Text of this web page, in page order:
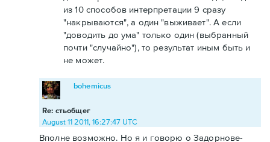
из 10 способов интерпретации 9 сразу
"накрываются", а один "выживает". А если
"доводить до ума" только один (выбранный
почти "случайно"), то результат иным быть и
не может.
Re: стьобщег
bohemicus
August 11 2011, 16:27:47 UTC
Вполне возможно. Но я и говорю о Задорнове-